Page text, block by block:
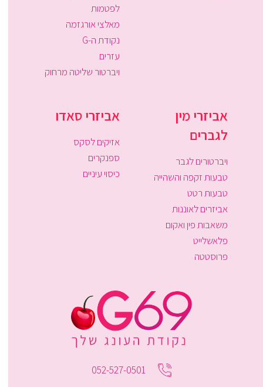
לפטמות
מאלצי אורגזמה
נקודת ה-G
עזרים
ויברטור שליטה מרחוק
אביזרי מין
לגברים
ויברטורים לגבר
טבעות זקפה והשהייה
טבעות רטט
אביזרים לאוננות
משאבות פין ואקום
פלאשלייט
פרוסטטה
אביזרי סאדו
אזיקים לסקס
ספנקרים
כיסוי עיניים
052-527-0501